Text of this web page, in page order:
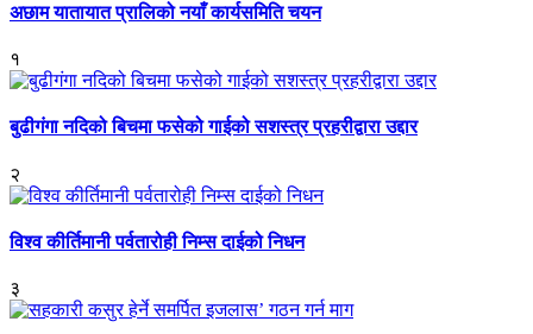
अछाम यातायात प्रालिको नयाँ कार्यसमिति चयन
१
बुढीगंगा नदिको बिचमा फसेको गाईको सशस्त्र प्रहरीद्वारा उद्दार
२
विश्व कीर्तिमानी पर्वतारोही निम्स दाईको निधन
३